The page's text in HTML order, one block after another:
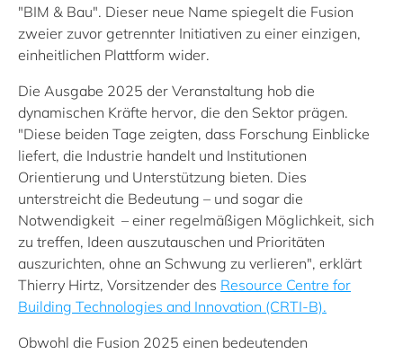
"BIM & Bau". Dieser neue Name spiegelt die Fusion
zweier zuvor getrennter Initiativen zu einer einzigen,
einheitlichen Plattform wider.
Die Ausgabe 2025 der Veranstaltung hob die
dynamischen Kräfte hervor, die den Sektor prägen.
"Diese beiden Tage zeigten, dass Forschung Einblicke
liefert, die Industrie handelt und Institutionen
Orientierung und Unterstützung bieten. Dies
unterstreicht die Bedeutung – und sogar die
Notwendigkeit – einer regelmäßigen Möglichkeit, sich
zu treffen, Ideen auszutauschen und Prioritäten
auszurichten, ohne an Schwung zu verlieren", erklärt
Thierry Hirtz, Vorsitzender des Resource Centre for
Building Technologies and Innovation (CRTI-B).
Obwohl die Fusion 2025 einen bedeutenden